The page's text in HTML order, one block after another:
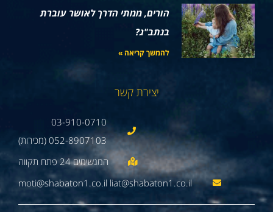
הורים, ממתי הדרך לאושר עוברת
בנתב"ג?
להמשך קריאה »
יצירת קשר
03-910-0710
052-8907103 (מכירות)
moti@shabaton1.co.il liat@shabaton1.co.il